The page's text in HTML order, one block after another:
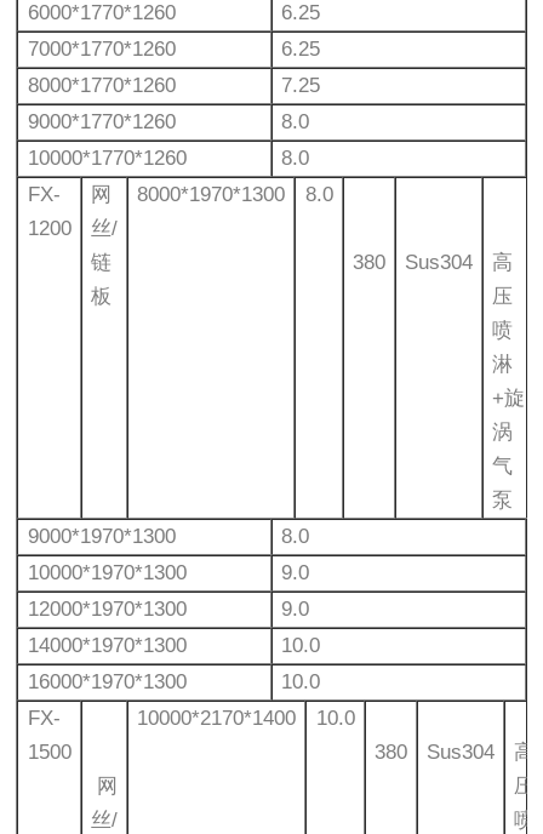
6000*1770*1260
6.25
7000*1770*1260
6.25
8000*1770*1260
7.25
9000*1770*1260
8.0
10000*1770*1260
8.0
FX-
1200
网
丝/
链
板
8000*1970*1300 8.0
380 Sus304
高
压
喷
淋
+旋
涡
气
泵
9000*1970*1300
8.0
10000*1970*1300
9.0
12000*1970*1300
9.0
14000*1970*1300
10.0
16000*1970*1300
10.0
FX-
1500
网
丝/
10000*2170*1400
10.0
380
Sus304
高
压
喷